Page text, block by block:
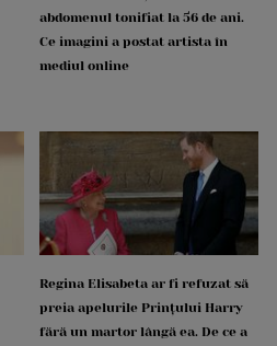
abdomenul tonifiat la 56 de ani.
Ce imagini a postat artista în
mediul online
Regina Elisabeta ar fi refuzat să
preia apelurile Prințului Harry
fără un martor lângă ea. De ce a